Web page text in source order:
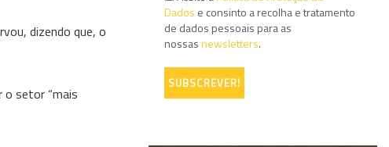
dizendo que, o
o setor “mais
Dados e consinto a recolha e tratamento
de dados pessoais para as
nossasnewsletters.